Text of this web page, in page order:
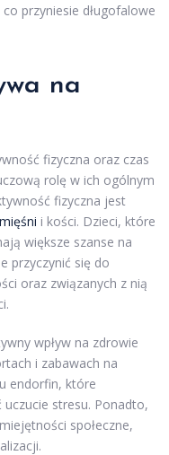
przyniesie długofalowe
na
fizyczna oraz czas
rolę w ich ogólnym
fizyczna jest
mięśni i kości. Dzieci, które
większe szanse na
przyczynić się do
oraz związanych z nią
wpływ na zdrowie
i zabawach na
endorfin, które
stresu. Ponadto,
społeczne,